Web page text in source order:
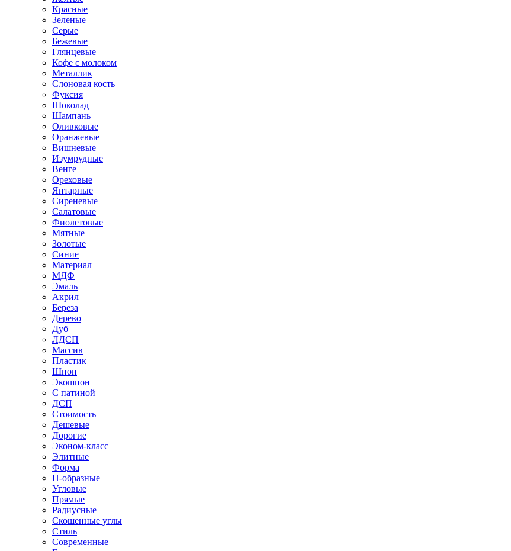
Красные
Зеленые
Серые
Бежевые
Глянцевые
Кофе с молоком
Металлик
Слоновая кость
Фуксия
Шоколад
Шампань
Оливковые
Оранжевые
Вишневые
Изумрудные
Венге
Ореховые
Янтарные
Сиреневые
Салатовые
Фиолетовые
Мятные
Золотые
Синие
Материал
МДФ
Эмаль
Акрил
Береза
Дерево
Дуб
ЛДСП
Массив
Пластик
Шпон
Экошпон
С патиной
ДСП
Стоимость
Дешевые
Дорогие
Эконом-класс
Элитные
Форма
П-образные
Угловые
Прямые
Радиусные
Скошенные углы
Стиль
Современные